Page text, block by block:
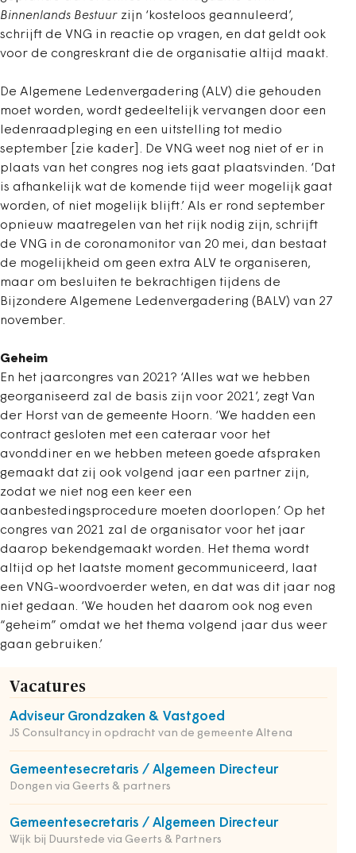
Binnenlands Bestuur zijn ‘kosteloos geannuleerd’,
schrijft de VNG in reactie op vragen, en dat geldt ook
voor de congreskrant die de organisatie altijd maakt.
De Algemene Ledenvergadering (ALV) die gehouden
moet worden, wordt gedeeltelijk vervangen door een
ledenraadpleging en een uitstelling tot medio
september [zie kader]. De VNG weet nog niet of er in
plaats van het congres nog iets gaat plaatsvinden. ‘Dat
is afhankelijk wat de komende tijd weer mogelijk gaat
worden, of niet mogelijk blijft.’ Als er rond september
opnieuw maatregelen van het rijk nodig zijn, schrijft
de VNG in de coronamonitor van 20 mei, dan bestaat
de mogelijkheid om geen extra ALV te organiseren,
maar om besluiten te bekrachtigen tijdens de
Bijzondere Algemene Ledenvergadering (BALV) van 27
november.
Geheim
En het jaarcongres van 2021? ‘Alles wat we hebben
georganiseerd zal de basis zijn voor 2021’, zegt Van
der Horst van de gemeente Hoorn. ‘We hadden een
contract gesloten met een cateraar voor het
avonddiner en we hebben meteen goede afspraken
gemaakt dat zij ook volgend jaar een partner zijn,
zodat we niet nog een keer een
aanbestedingsprocedure moeten doorlopen.’ Op het
congres van 2021 zal de organisator voor het jaar
daarop bekendgemaakt worden. Het thema wordt
altijd op het laatste moment gecommuniceerd, laat
een VNG-woordvoerder weten, en dat was dit jaar nog
niet gedaan. ‘We houden het daarom ook nog even
“geheim” omdat we het thema volgend jaar dus weer
gaan gebruiken.’
Vacatures
Adviseur Grondzaken & Vastgoed
JS Consultancy in opdracht van de gemeente Altena
Gemeentesecretaris / Algemeen Directeur
Dongen via Geerts & partners
Gemeentesecretaris / Algemeen Directeur
Wijk bij Duurstede via Geerts & Partners